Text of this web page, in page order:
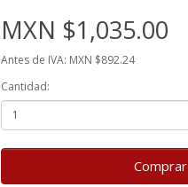
MXN $1,035.00
Antes de IVA: MXN $892.24
Cantidad:
Comprar